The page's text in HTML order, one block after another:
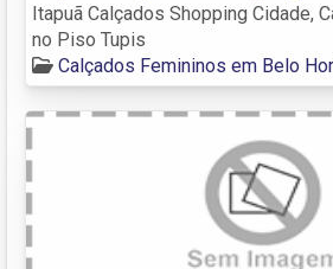
Itapuã Calçados Shopping Cidade,
no Piso Tupis
Calçados Femininos em Belo